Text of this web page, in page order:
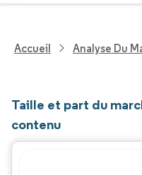
Accueil Analyse Du
Taille et part du
contenu